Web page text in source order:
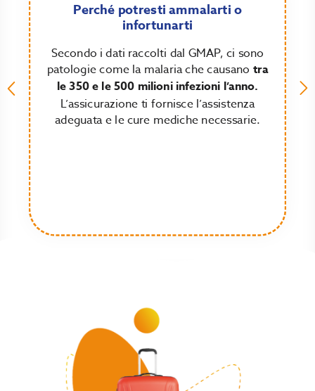
Perché potresti ammalarti o
infortunarti
Secondo i dati raccolti dal GMAP, ci sono
patologie come la malaria che causano tra
le 350 e le 500 milioni infezioni l’anno.
L’assicurazione ti fornisce l’assistenza
adeguata e le cure mediche necessarie.